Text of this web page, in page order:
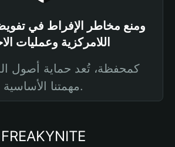
ومنع مخاطر الإفراط في
اللامركزية وعمليات
كمحفظة، تُعد حماية أصول
مهمتنا الأساسية.
حول محفظة FREAKYNITE